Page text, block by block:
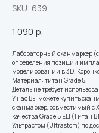
SKU: 639
1 090 р.
Лабораторный сканмаркер
определения позиции
моделировании в 3D.
Материал: титан Grade 5.
Деталь не требует
У нас Вы можете купить
сканмаркер, совместимый с
качества Grade 5 ELI
Ультрастом (Ultrastom) по